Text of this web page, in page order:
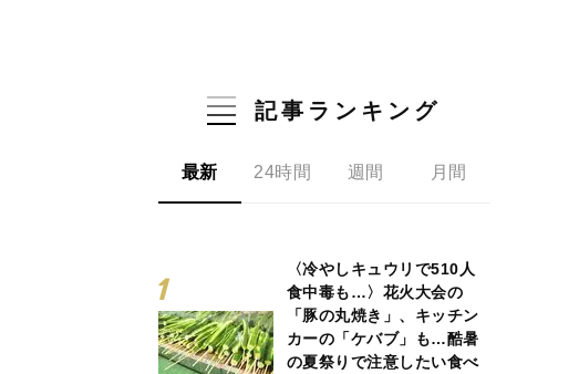
記事ランキング
最新 24時間 週間 月間
〈冷やしキュウリで510人
食中毒も…〉花火大会の
「豚の丸焼き」、キッチン
カーの「ケバブ」も…酷暑
の夏祭りで注意したい食べ